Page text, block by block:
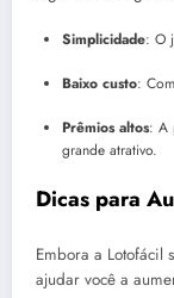
Simplicidade: O
Baixo custo:
Prêmios altos: A
grande atrativo.
Dicas para
Embora a Lotofácil
ajudar você a